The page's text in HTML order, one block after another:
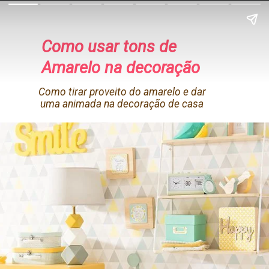
Como usar tons de
Amarelo na decoração
Como tirar proveito do amarelo e dar
uma animada na decoração de casa